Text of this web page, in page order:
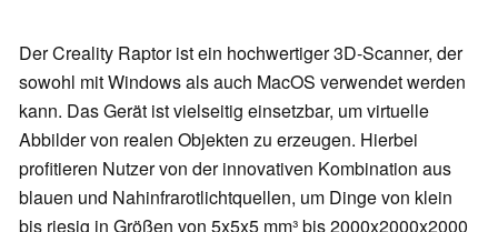
Der Creality Raptor ist ein hochwertiger 3D-Scanner, der
sowohl mit Windows als auch MacOS verwendet werden
kann. Das Gerät ist vielseitig einsetzbar, um virtuelle
Abbilder von realen Objekten zu erzeugen. Hierbei
profitieren Nutzer von der innovativen Kombination aus
blauen und Nahinfrarotlichtquellen, um Dinge von klein
bis riesig in Größen von 5x5x5 mm³ bis 2000x2000x2000